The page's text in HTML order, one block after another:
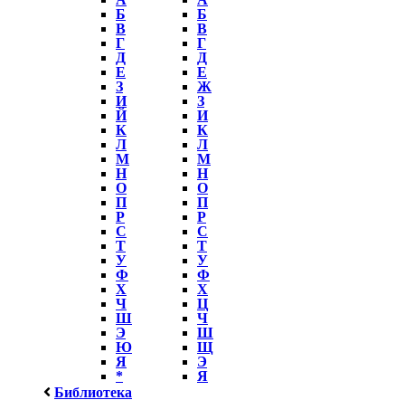
Б
В
Г
Д
Е
З
И
Й
К
Л
М
Н
О
П
Р
С
Т
У
Ф
Х
Ч
Ш
Э
Ю
Я
*
Б
В
Г
Д
Е
Ж
З
И
К
Л
М
Н
О
П
Р
С
Т
У
Ф
Х
Ц
Ч
Ш
Щ
Э
Я
Библиотека